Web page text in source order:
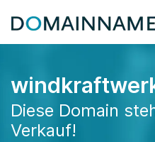
Diese Domain
Verkauf!